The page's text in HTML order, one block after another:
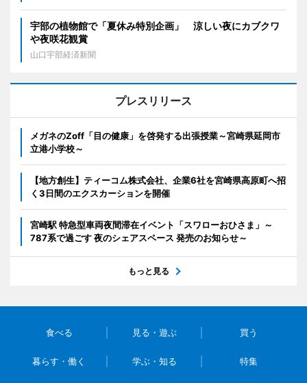
宇部の植物館で「夏休み特別企画」 涼しい夜にカブクワ
や夜咲花観賞
山口宇部経済新聞
プレスリリース
メガネのZoff「目の健康」を啓発する出張授業～宮崎県延岡市
立港小学校～
【地方創生】ティーコム株式会社、企業6社を宮崎県高原町へ招
く3日間のエクスカーションを開催
宮崎駅 特急型車両夜間滞在イベント「スワローおひさま」～
787系で過ごす 夜のシェアスペース 発売のお知らせ～
もっと見る
食べる 見る・遊ぶ 買う
暮らす・働く 学ぶ・知る 特集